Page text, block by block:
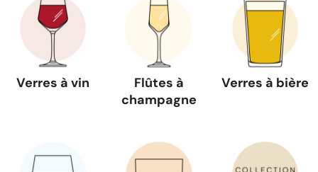
Verres à vin
Flûtes à
champagne
Verres à bière